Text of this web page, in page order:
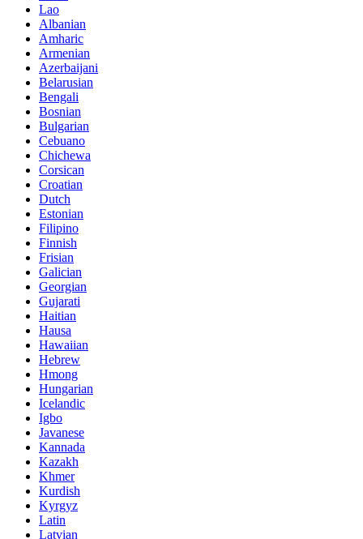
Lao
Albanian
Amharic
Armenian
Azerbaijani
Belarusian
Bengali
Bosnian
Bulgarian
Cebuano
Chichewa
Corsican
Croatian
Dutch
Estonian
Filipino
Finnish
Frisian
Galician
Georgian
Gujarati
Haitian
Hausa
Hawaiian
Hebrew
Hmong
Hungarian
Icelandic
Igbo
Javanese
Kannada
Kazakh
Khmer
Kurdish
Kyrgyz
Latin
Latvian